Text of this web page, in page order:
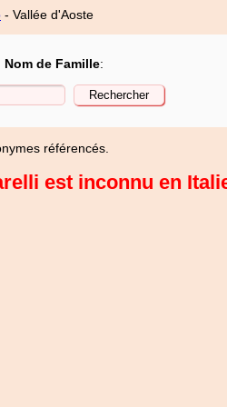
- Vallée d'Aoste
Nom de Famille:
référencés.
est inconnu en